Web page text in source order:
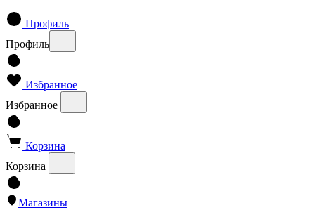
Профиль
Профиль
Избранное
Избранное
Корзина
Корзина
Магазины